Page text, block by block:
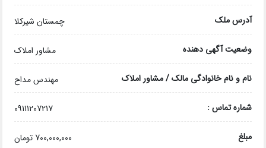
آدرس ملک چمستان شیرکلا
وضعیت آگهی دهنده مشاور املاک
نام و نام خانوادگی مالک / مشاور املاک مهندس مداح
شماره تماس : 09111207217
مبلغ 700,000,000 تومان